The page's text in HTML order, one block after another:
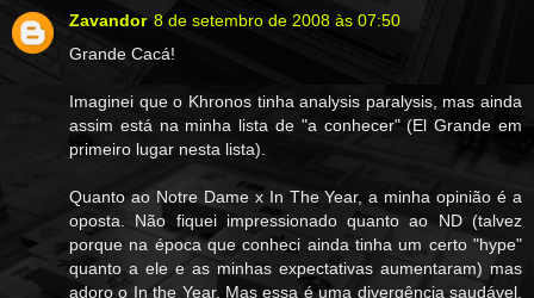
Zavandor 8 de setembro de 2008 às 07:50
Grande Cacá!
Imaginei que o Khronos tinha analysis paralysis, mas ainda
assim está na minha lista de "a conhecer" (El Grande em
primeiro lugar nesta lista).
Quanto ao Notre Dame x In The Year, a minha opinião é a
oposta. Não fiquei impressionado quanto ao ND (talvez
porque na época que conheci ainda tinha um certo "hype"
quanto a ele e as minhas expectativas aumentaram) mas
adoro o In the Year. Mas essa é uma divergência saudável,